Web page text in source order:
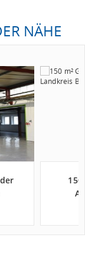
NÄHE